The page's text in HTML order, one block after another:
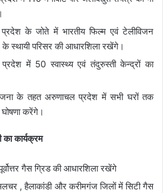
के जोते में भारतीय फिल्म एवं टेलीविजन
परिसर की आधारशिला रखेंगे।
में 50 स्वास्थ्य एवं तंदुरुस्ती केन्द्रों का
के तहत अरुणाचल प्रदेश में सभी घरों तक
करेंगे।
का कार्यक्रम
गैस ग्रिड की आधारशिला रखेंगे
, हैलाकांडी और करीमगंज जिलों में सिटी गैस